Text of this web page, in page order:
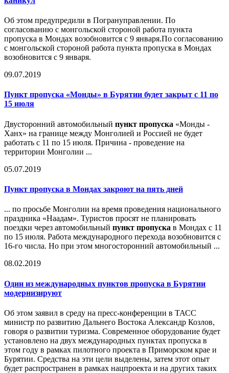
Об этом предупредили в Погрануправлении. По
согласованию с монгольской стороной работа пункта
пропуска в Мондах возобновится с 9 января.По согласованию
с монгольской стороной работа пункта пропуска в Мондах
возобновится с 9 января.
09.07.2019
Пункт пропуска «Монды» в Бурятии будет закрыт с 11 по
15 июля
Двусторонний автомобильный пункт пропуска «Монды -
Ханх» на границе между Монголией и Россией не будет
работать с 11 по 15 июля. Причина - проведение на
территории Монголии ...
05.07.2019
Пункт пропуска в Мондах закроют на пять дней
... по просьбе Монголии на время проведения национального
праздника «Наадам». Туристов просят не планировать
поездки через автомобильный пункт пропуска в Мондах с 11
по 15 июля. Работа международного перехода возобновится с
16-го числа. Но при этом многосторонний автомобильный ...
08.02.2019
Один из международных пунктов пропуска в Бурятии
модернизируют
Об этом заявил в среду на пресс-конференции в ТАСС
министр по развитию Дальнего Востока Александр Козлов,
говоря о развитии туризма. Современное оборудование будет
установлено на двух международных пунктах пропуска в
этом году в рамках пилотного проекта в Приморском крае и
Бурятии. Средства на эти цели выделены, затем этот опыт
будет распространен в рамках нацпроекта и на других таких